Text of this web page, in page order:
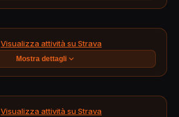
Visualizza attività su Strava
Mostra dettagli
Visualizza attività su Strava